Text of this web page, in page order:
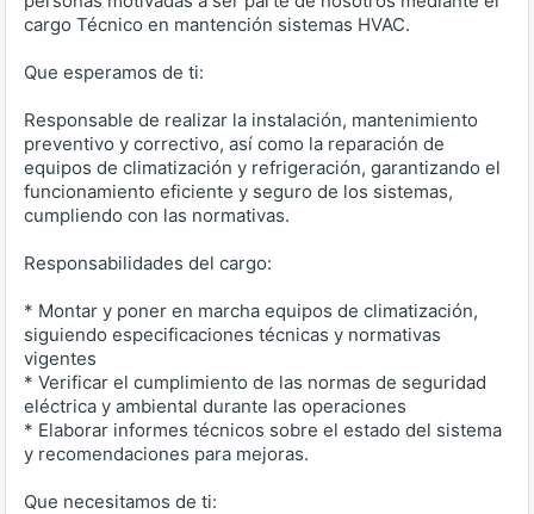
cargo Técnico en mantención sistemas HVAC.
Que esperamos de ti:
Responsable de realizar la instalación, mantenimiento
preventivo y correctivo, así como la reparación de
equipos de climatización y refrigeración, garantizando el
funcionamiento eficiente y seguro de los sistemas,
cumpliendo con las normativas.
Responsabilidades del cargo:
* Montar y poner en marcha equipos de climatización,
siguiendo especificaciones técnicas y normativas
vigentes
* Verificar el cumplimiento de las normas de seguridad
eléctrica y ambiental durante las operaciones
* Elaborar informes técnicos sobre el estado del sistema
y recomendaciones para mejoras.
Que necesitamos de ti: